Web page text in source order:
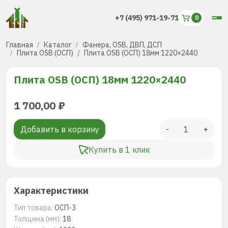
+7 (495) 971-19-71
Главная Каталог
Фанера, OSB, ДВП, ДСП
Плита OSB (ОСП)
Плита OSB (ОСП) 18мм 1220×2440
Плита OSB (ОСП) 18мм 1220×2440
1 700,00 ₽
Добавить в корзину
Купить в 1 клик
- +
Характеристики
Тип товара: ОСП-3
Толщина (мм): 18